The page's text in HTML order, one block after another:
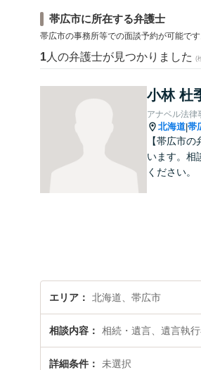
帯広市に所在する弁護士
帯広市の事務所等での面談予約が可能です
1 人の弁護士が見つかりました (
小林 杜
アナベル法律
北海道|帯
【帯広市
います。相
ください。
エリア 北海道、帯広市
相談内容 相続・遺言、遺言執
詳細条件 未選択